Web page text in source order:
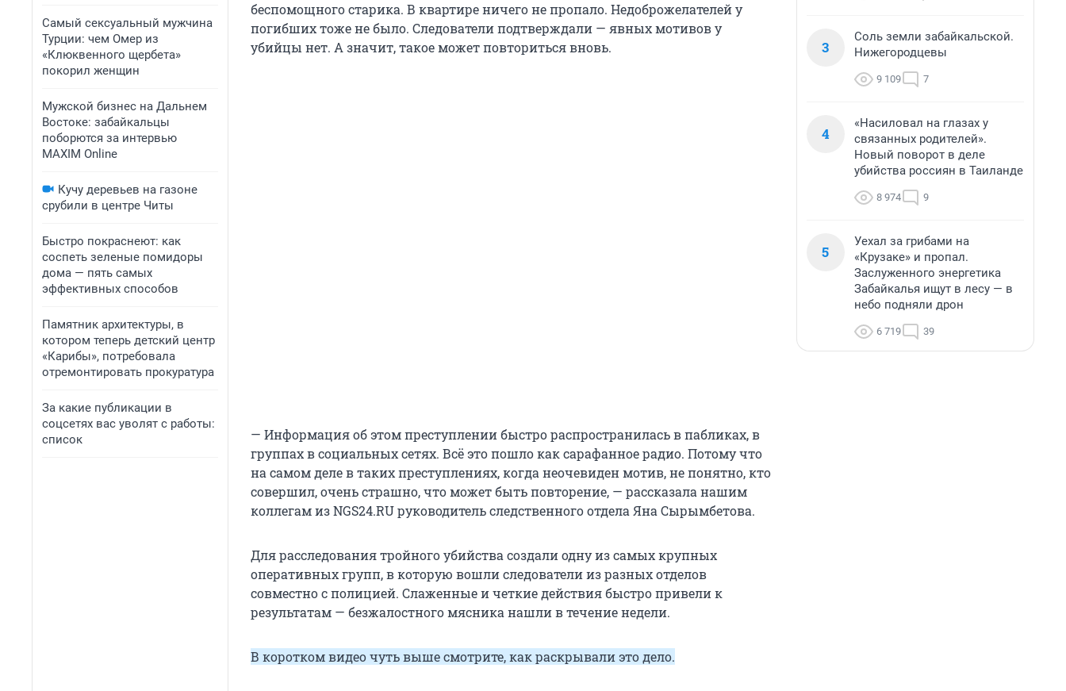
Самый сексуальный мужчина
Турции: чем Омер из
«Клюквенного щербета»
покорил женщин
Мужской бизнес на Дальнем
Востоке: забайкальцы
поборются за интервью
MAXIM Online
Кучу деревьев на газоне
срубили в центре Читы
Быстро покраснеют: как
соспеть зеленые помидоры
дома — пять самых
эффективных способов
Памятник архитектуры, в
котором теперь детский центр
«Карибы», потребовала
отремонтировать прокуратура
За какие публикации в
соцсетях вас уволят с работы:
список
беспомощного старика. В квартире ничего не пропало. Недоброжелателей у
погибших тоже не было. Следователи подтверждали — явных мотивов у
убийцы нет. А значит, такое может повториться вновь.
— Информация об этом преступлении быстро распространилась в пабликах, в
группах в социальных сетях. Всё это пошло как сарафанное радио. Потому что
на самом деле в таких преступлениях, когда неочевиден мотив, не понятно, кто
совершил, очень страшно, что может быть повторение, — рассказала нашим
коллегам из NGS24.RU руководитель следственного отдела Яна Сырымбетова.
Для расследования тройного убийства создали одну из самых крупных
оперативных групп, в которую вошли следователи из разных отделов
совместно с полицией. Слаженные и четкие действия быстро привели к
результатам — безжалостного мясника нашли в течение недели.
В коротком видео чуть выше смотрите, как раскрывали это дело.
3
Соль земли забайкальской.
Нижегородцевы
9 109 7
4
«Насиловал на глазах у
связанных родителей».
Новый поворот в деле
убийства россиян в Таиланде
8 974 9
5
Уехал за грибами на
«Крузаке» и пропал.
Заслуженного энергетика
Забайкалья ищут в лесу — в
небо подняли дрон
6 719 39